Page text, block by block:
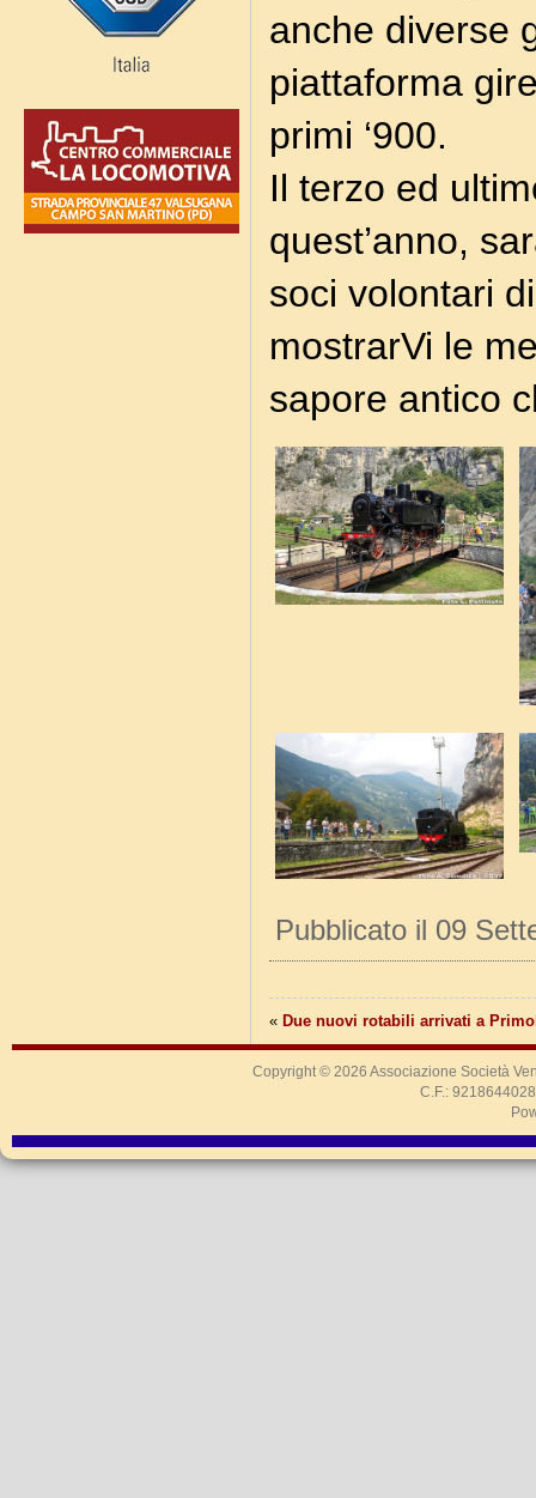
anche diverse
piattaforma
primi ‘900.
Il terzo ed
quest’anno,
soci volontari
mostrarVi le
sapore antico
Pubblicato il 09
« Due nuovi rotabili arrivati a
Copyright © 2026 Associazione Società
C.F.: